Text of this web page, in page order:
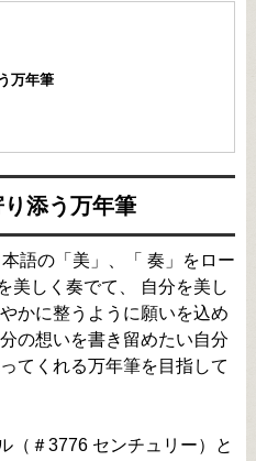
万年筆
添う万年筆
語の「美」、「 奏」をロー
美しく奏でて、 自分を美し
かに整うように願いを込め
の想いを書き留めたい自分
てくれる万年筆を目指して
（＃3776 センチュリー）と